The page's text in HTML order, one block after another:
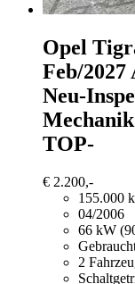
Opel
Feb/2027
Neu-
TOP-
€ 2.200,-
155.000
04/2006
66 kW
2